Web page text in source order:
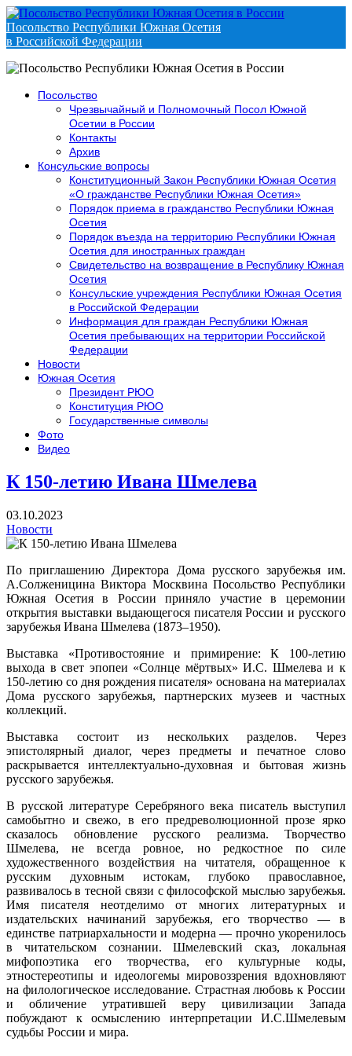
Посольство Республики Южная Осетия
в Российской Федерации
Посольство
Чрезвычайный и Полномочный Посол Южной
Осетии в России
Контакты
Архив
Консульские вопросы
Конституционный Закон Республики Южная Осетия
«О гражданстве Республики Южная Осетия»
Порядок приема в гражданство Республики Южная
Осетия
Порядок въезда на территорию Республики Южная
Осетия для иностранных граждан
Свидетельство на возвращение в Республику Южная
Осетия
Консульские учреждения Республики Южная Осетия
в Российской Федерации
Информация для граждан Республики Южная
Осетия пребывающих на территории Российской
Федерации
Новости
Южная Осетия
Президент РЮО
Конституция РЮО
Государственные символы
Фото
Видео
К 150-летию Ивана Шмелева
03.10.2023
Новости
По приглашению Директора Дома русского зарубежья им.
А.Солженицина Виктора Москвина Посольство Республики
Южная Осетия в России приняло участие в церемонии
открытия выставки выдающегося писателя России и русского
зарубежья Ивана Шмелева (1873–1950).
Выставка «Противостояние и примирение: К 100-летию
выхода в свет эпопеи «Солнце мёртвых» И.С. Шмелева и к
150-летию со дня рождения писателя» основана на материалах
Дома русского зарубежья, партнерских музеев и частных
коллекций.
Выставка состоит из нескольких разделов. Через
эпистолярный диалог, через предметы и печатное слово
раскрывается интеллектуально-духовная и бытовая жизнь
русского зарубежья.
В русской литературе Серебряного века писатель выступил
самобытно и свежо, в его предреволюционной прозе ярко
сказалось обновление русского реализма. Творчество
Шмелева, не всегда ровное, но редкостное по силе
художественного воздействия на читателя, обращенное к
русским духовным истокам, глубоко православное,
развивалось в тесной связи с философской мыслью зарубежья.
Имя писателя неотделимо от многих литературных и
издательских начинаний зарубежья, его творчество — в
единстве патриархальности и модерна — прочно укоренилось
в читательском сознании. Шмелевский сказ, локальная
мифопоэтика его творчества, его культурные коды,
этностереотипы и идеологемы мировоззрения вдохновляют
на филологическое исследование. Страстная любовь к России
и обличение утратившей веру цивилизации Запада
побуждают к осмыслению интерпретации И.С.Шмелевым
судьбы России и мира.